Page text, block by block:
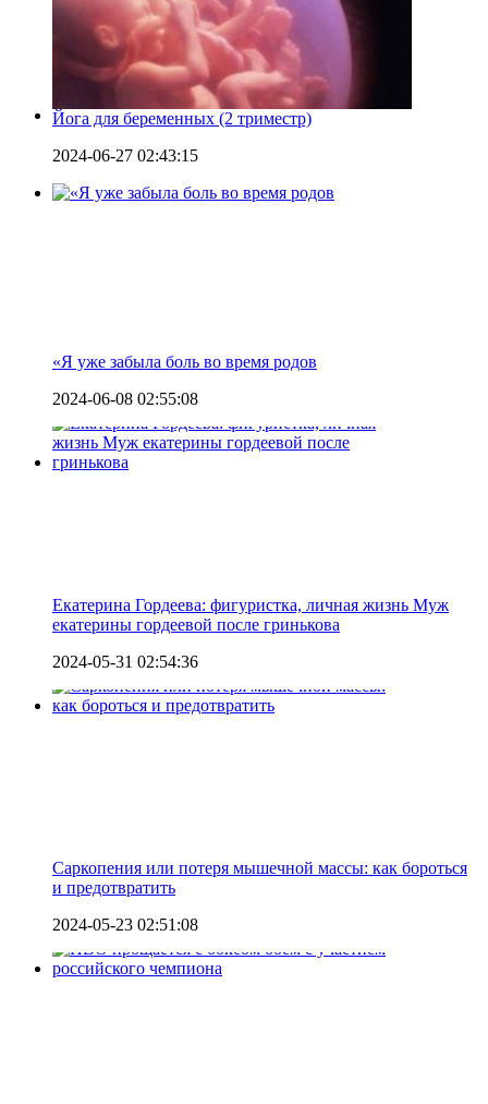
Йога для беременных (2 триместр)
2024-06-27 02:43:15
«Я уже забыла боль во время родов
2024-06-08 02:55:08
Екатерина Гордеева: фигуристка, личная жизнь Муж
екатерины гордеевой после гринькова
2024-05-31 02:54:36
Саркопения или потеря мышечной массы: как бороться
и предотвратить
2024-05-23 02:51:08